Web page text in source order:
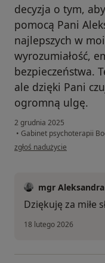
decyzja o tym,
pomocą Pani
najlepszych w
wyrozumiałość,
bezpieczeństwa.
ale dzięki Pani
ogromną ulgę.
2 grudnia 2025
• Gabinet psychoterapii
w opinii użytkownika
zgłoś nadużycie
mgr
Dziękuję za miłe
18 lutego 2026